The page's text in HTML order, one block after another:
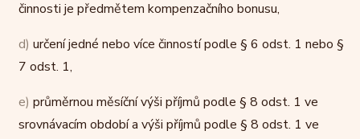
činnosti je předmětem kompenzačního bonusu,
d) určení jedné nebo více činností podle § 6 odst. 1 nebo §
7 odst. 1,
e) průměrnou měsíční výši příjmů podle § 8 odst. 1 ve
srovnávacím období a výši příjmů podle § 8 odst. 1 ve